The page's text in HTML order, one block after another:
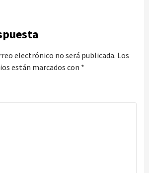
electrónico no será publicada. Los
están marcados con *